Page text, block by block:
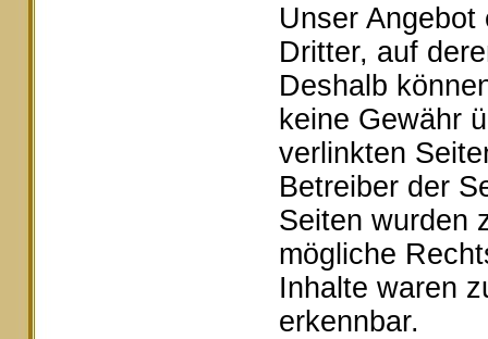
Unser
Dritter, auf
Deshalb
keine Gewähr
verlinkten
Betreiber der
Seiten wurden
mögliche
Inhalte waren
erkennbar.